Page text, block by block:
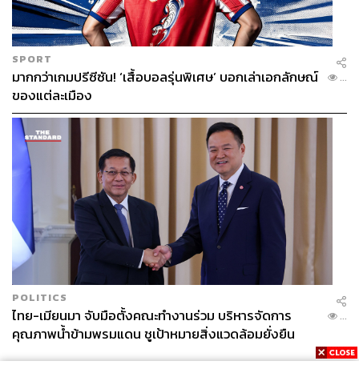
SPORT
มากกว่าเกมปรีซีซัน! ‘เสื้อบอลรุ่นพิเศษ’ บอกเล่าเอกลักษณ์
ของแต่ละเมือง
...
POLITICS
ไทย-เมียนมา จับมือตั้งคณะทำงานร่วม บริหารจัดการ
คุณภาพน้ำข้ามพรมแดน ชูเป้าหมายสิ่งแวดล้อมยั่งยืน
...